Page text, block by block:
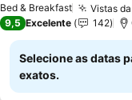
Bed & Breakfast Vistas
9,5 Excelente 142
Selecione as datas
exatos.